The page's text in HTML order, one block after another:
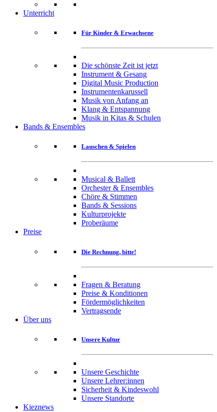
Unterricht
Für Kinder & Erwachsene
Die schönste Zeit ist jetzt
Instrument & Gesang
Digital Music Production
Instrumentenkarussell
Musik von Anfang an
Klang & Entspannung
Musik in Kitas & Schulen
Bands & Ensembles
Lauschen & Spielen
Musical & Ballett
Orchester & Ensembles
Chöre & Stimmen
Bands & Sessions
Kulturprojekte
Proberäume
Preise
Die Rechnung, bitte!
Fragen & Beratung
Preise & Konditionen
Fördermöglichkeiten
Vertragsende
Über uns
Unsere Kultur
Unsere Geschichte
Unsere Lehrer:innen
Sicherheit & Kindeswohl
Unsere Standorte
Kieznews